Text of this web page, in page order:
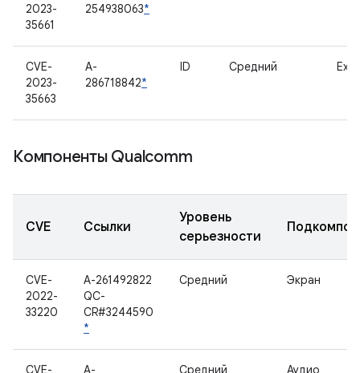
2023-
35661
254938063*
CVE-
2023-
35663
A-
286718842*
ID Средний
Компоненты Qualcomm
CVE Ссылки
Уровень
серьезности
CVE-
2022-
33220
A-261492822
QC-
CR#3244590
*
Средний Экран
CVE-
A-
Средний Аудио